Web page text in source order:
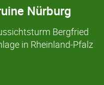
Nürburg
Bergfried
in Rheinland-Pfalz